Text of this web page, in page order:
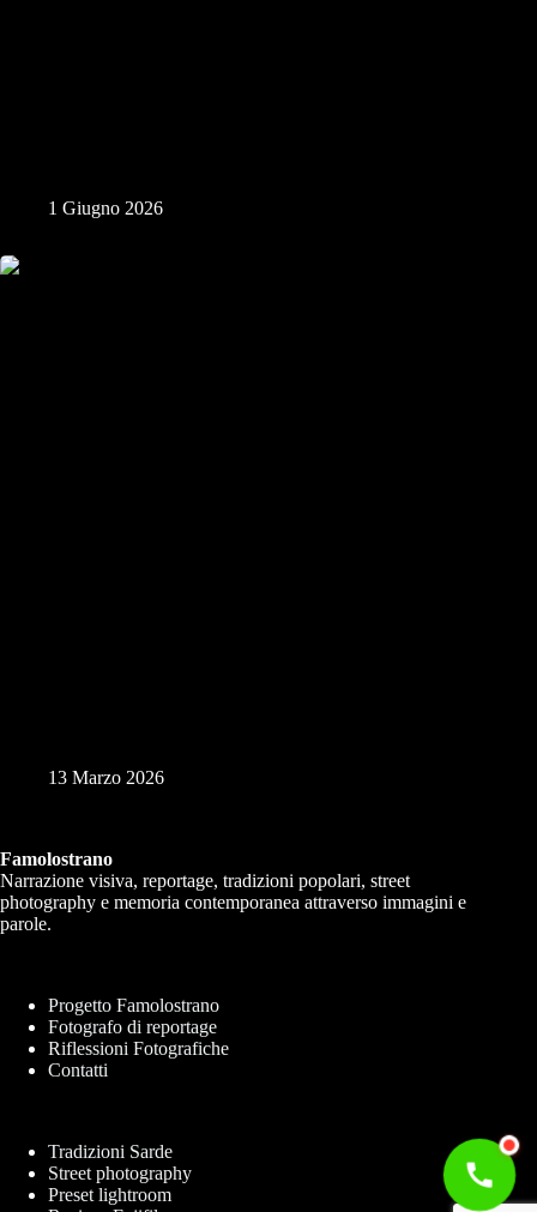
1 Giugno 2026
13 Marzo 2026
Famolostrano
Narrazione visiva, reportage, tradizioni popolari, street
photography e memoria contemporanea attraverso immagini e
parole.
Progetto Famolostrano
Fotografo di reportage
Riflessioni Fotografiche
Contatti
Tradizioni Sarde
Street photography
Preset lightroom